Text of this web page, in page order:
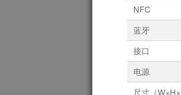
NFC
蓝牙
接口
电源
尺寸（